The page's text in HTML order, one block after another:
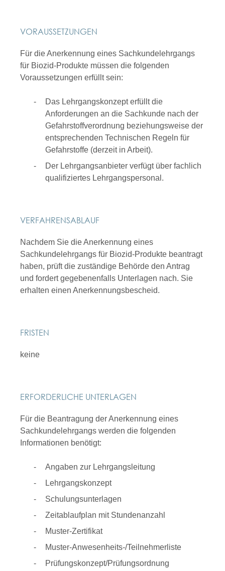
VORAUSSETZUNGEN
Für die Anerkennung eines Sachkundelehrgangs
für Biozid-Produkte müssen die folgenden
Voraussetzungen erfüllt sein:
Das Lehrgangskonzept erfüllt die
Anforderungen an die Sachkunde nach der
Gefahrstoffverordnung beziehungsweise der
entsprechenden Technischen Regeln für
Gefahrstoffe (derzeit in Arbeit).
Der Lehrgangsanbieter verfügt über fachlich
qualifiziertes Lehrgangspersonal.
VERFAHRENSABLAUF
Nachdem Sie die Anerkennung eines
Sachkundelehrgangs für Biozid-Produkte beantragt
haben, prüft die zuständige Behörde den Antrag
und fordert gegebenenfalls Unterlagen nach. Sie
erhalten einen Anerkennungsbescheid.
FRISTEN
keine
ERFORDERLICHE UNTERLAGEN
Für die Beantragung der Anerkennung eines
Sachkundelehrgangs werden die folgenden
Informationen benötigt:
Angaben zur Lehrgangsleitung
Lehrgangskonzept
Schulungsunterlagen
Zeitablaufplan mit Stundenanzahl
Muster-Zertifikat
Muster-Anwesenheits-/Teilnehmerliste
Prüfungskonzept/Prüfungsordnung